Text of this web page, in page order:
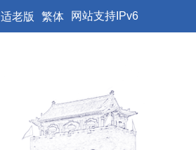
适老版 繁体 网站支持IPv6